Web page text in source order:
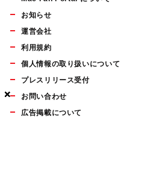
×
×
×
お知らせ
運営会社
利用規約
個人情報の取り扱いについて
プレスリリース受付
お問い合わせ
広告掲載について